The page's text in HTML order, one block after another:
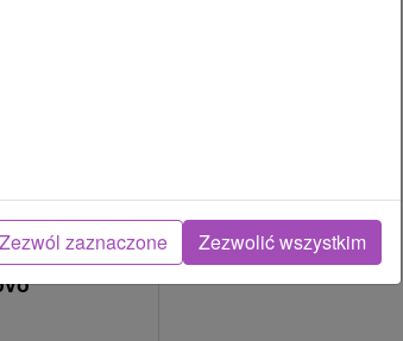
oblasti
dvomi
Zezwól zaznaczone Zezwolić wszystkim